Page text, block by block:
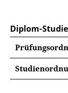
Diplom-